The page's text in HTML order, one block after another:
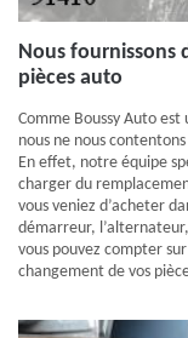
Nous fournissons
pièces auto
Comme Boussy Auto
nous ne nous
En effet, notre équipe
charger du
vous veniez d’acheter
démarreur,
vous pouvez compter
changement de vos